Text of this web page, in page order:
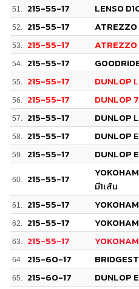
51. 215-55-17 LENSO
52. 215-55-17 ATREZZO
53. 215-55-17 ATREZZO
54. 215-55-17
55. 215-55-17 DUNLOP
56. 215-55-17 DUNLOP
57. 215-55-17 DUNLOP
58. 215-55-17 DUNLOP
59. 215-55-17 DUNLOP
60. 215-55-17
มี1เส้น
61. 215-55-17
62. 215-55-17
63. 215-55-17
64. 215-60-17
65. 215-60-17 DUNLOP